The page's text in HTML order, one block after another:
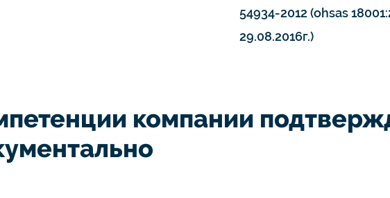
54934-2012 (ohsas
29.08.2016г.)
компании